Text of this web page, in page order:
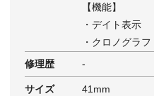
【機能】
・デイト表示
・クロノグラフ
修理歴
‐
サイズ
41mm